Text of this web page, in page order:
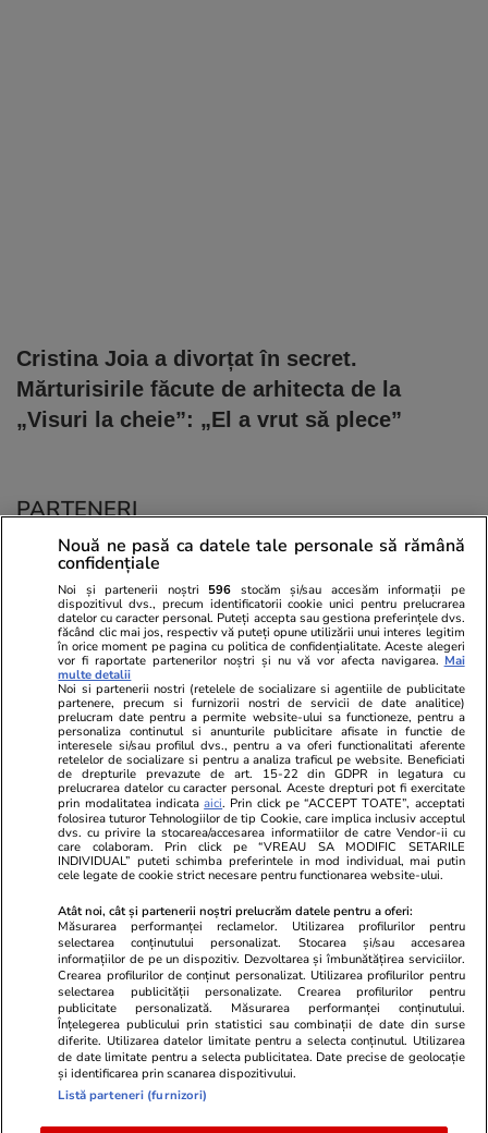
Cristina Joia a divorțat în secret.
Mărturisirile făcute de arhitecta de la
„Visuri la cheie”: „El a vrut să plece”
PARTENERI
Viva.ro
Ultima oră! Ce răsturnare de situație în acest
moment și ce cuvinte! Traian Băsescu: ”Ilie
Bolojan a...”
Unica.ro
Nu și ei! S-au
căsnicie! Cei doi
secret. Nimeni
motiv al
© 2026 Ringier Romania. Toate drepturile rezervate
Actualizare preferințe cookies
Nouă ne pasă ca datele tale personale să rămână
confidențiale
Noi și partenerii noștri 596 stocăm și/sau accesăm informații pe
dispozitivul dvs., precum identificatorii cookie unici pentru prelucrarea
datelor cu caracter personal. Puteți accepta sau gestiona preferințele dvs.
făcând clic mai jos, respectiv vă puteți opune utilizării unui interes legitim
în orice moment pe pagina cu politica de confidențialitate. Aceste alegeri
vor fi raportate partenerilor noștri și nu vă vor afecta navigarea. Mai
multe detalii
Noi si partenerii nostri (retelele de socializare si agentiile de publicitate
partenere, precum si furnizorii nostri de servicii de date analitice)
prelucram date pentru a permite website-ului sa functioneze, pentru a
personaliza continutul si anunturile publicitare afisate in functie de
interesele si/sau profilul dvs., pentru a va oferi functionalitati aferente
retelelor de socializare si pentru a analiza traficul pe website. Beneficiati
de drepturile prevazute de art. 15-22 din GDPR in legatura cu
prelucrarea datelor cu caracter personal. Aceste drepturi pot fi exercitate
prin modalitatea indicataaici. Prin click pe “ACCEPT TOATE”, acceptati
folosirea tuturor Tehnologiilor de tip Cookie, care implica inclusiv acceptul
dvs. cu privire la stocarea/accesarea informatiilor de catre Vendor-ii cu
care colaboram. Prin click pe “VREAU SA MODIFIC SETARILE
INDIVIDUAL” puteti schimba preferintele in mod individual, mai putin
cele legate de cookie strict necesare pentru functionarea website-ului.
Atât noi, cât și partenerii noștri prelucrăm datele pentru a oferi:
Măsurarea performanței reclamelor. Utilizarea profilurilor pentru
selectarea conținutului personalizat. Stocarea și/sau accesarea
informațiilor de pe un dispozitiv. Dezvoltarea și îmbunătățirea serviciilor.
Crearea profilurilor de conținut personalizat. Utilizarea profilurilor pentru
selectarea publicității personalizate. Crearea profilurilor pentru
publicitate personalizată. Măsurarea performanței conținutului.
Înțelegerea publicului prin statistici sau combinații de date din surse
diferite. Utilizarea datelor limitate pentru a selecta conținutul. Utilizarea
de date limitate pentru a selecta publicitatea. Date precise de geolocație
și identificarea prin scanarea dispozitivului.
Listă parteneri (furnizori)